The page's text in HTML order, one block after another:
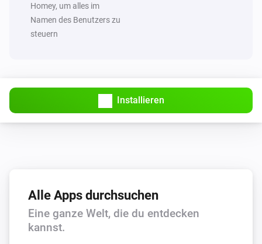
Homey, um alles im
Namen des Benutzers zu
steuern
Installieren
Alle Apps durchsuchen
Eine ganze Welt, die du entdecken
kannst.